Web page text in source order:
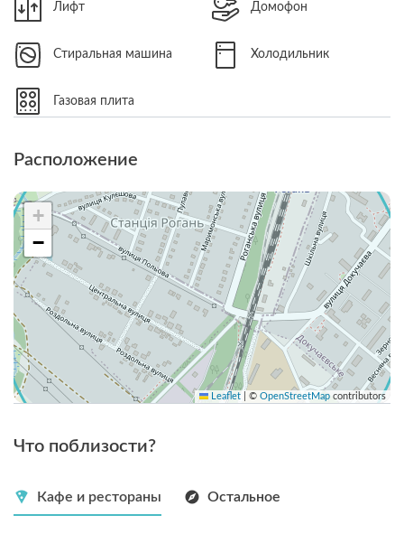
Лифт Домофон
Стиральная машина Холодильник
Газовая плита
Расположение
+
−
Leaflet © OpenStreetMap contributors
Что поблизости?
Кафе и рестораны Остальное